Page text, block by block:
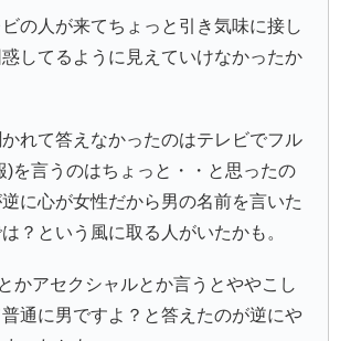
ビの人が来てちょっと引き気味に接し
してるように見えていけなかったか
かれて答えなかったのはテレビでフル
)を言うのはちょっと・・と思ったの
に心が女性だから男の名前を言いた
？という風に取る人がいたかも。
かアセクシャルとか言うとややこし
通に男ですよ？と答えたのが逆にや